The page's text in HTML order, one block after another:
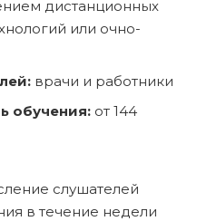
дистанционных
или очно-
врачи и работники
обучения: от 144
слушателей
в течение недели